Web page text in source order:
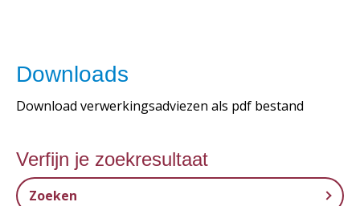
Downloads
Download verwerkingsadviezen als pdf bestand
Verfijn je zoekresultaat
Zoeken